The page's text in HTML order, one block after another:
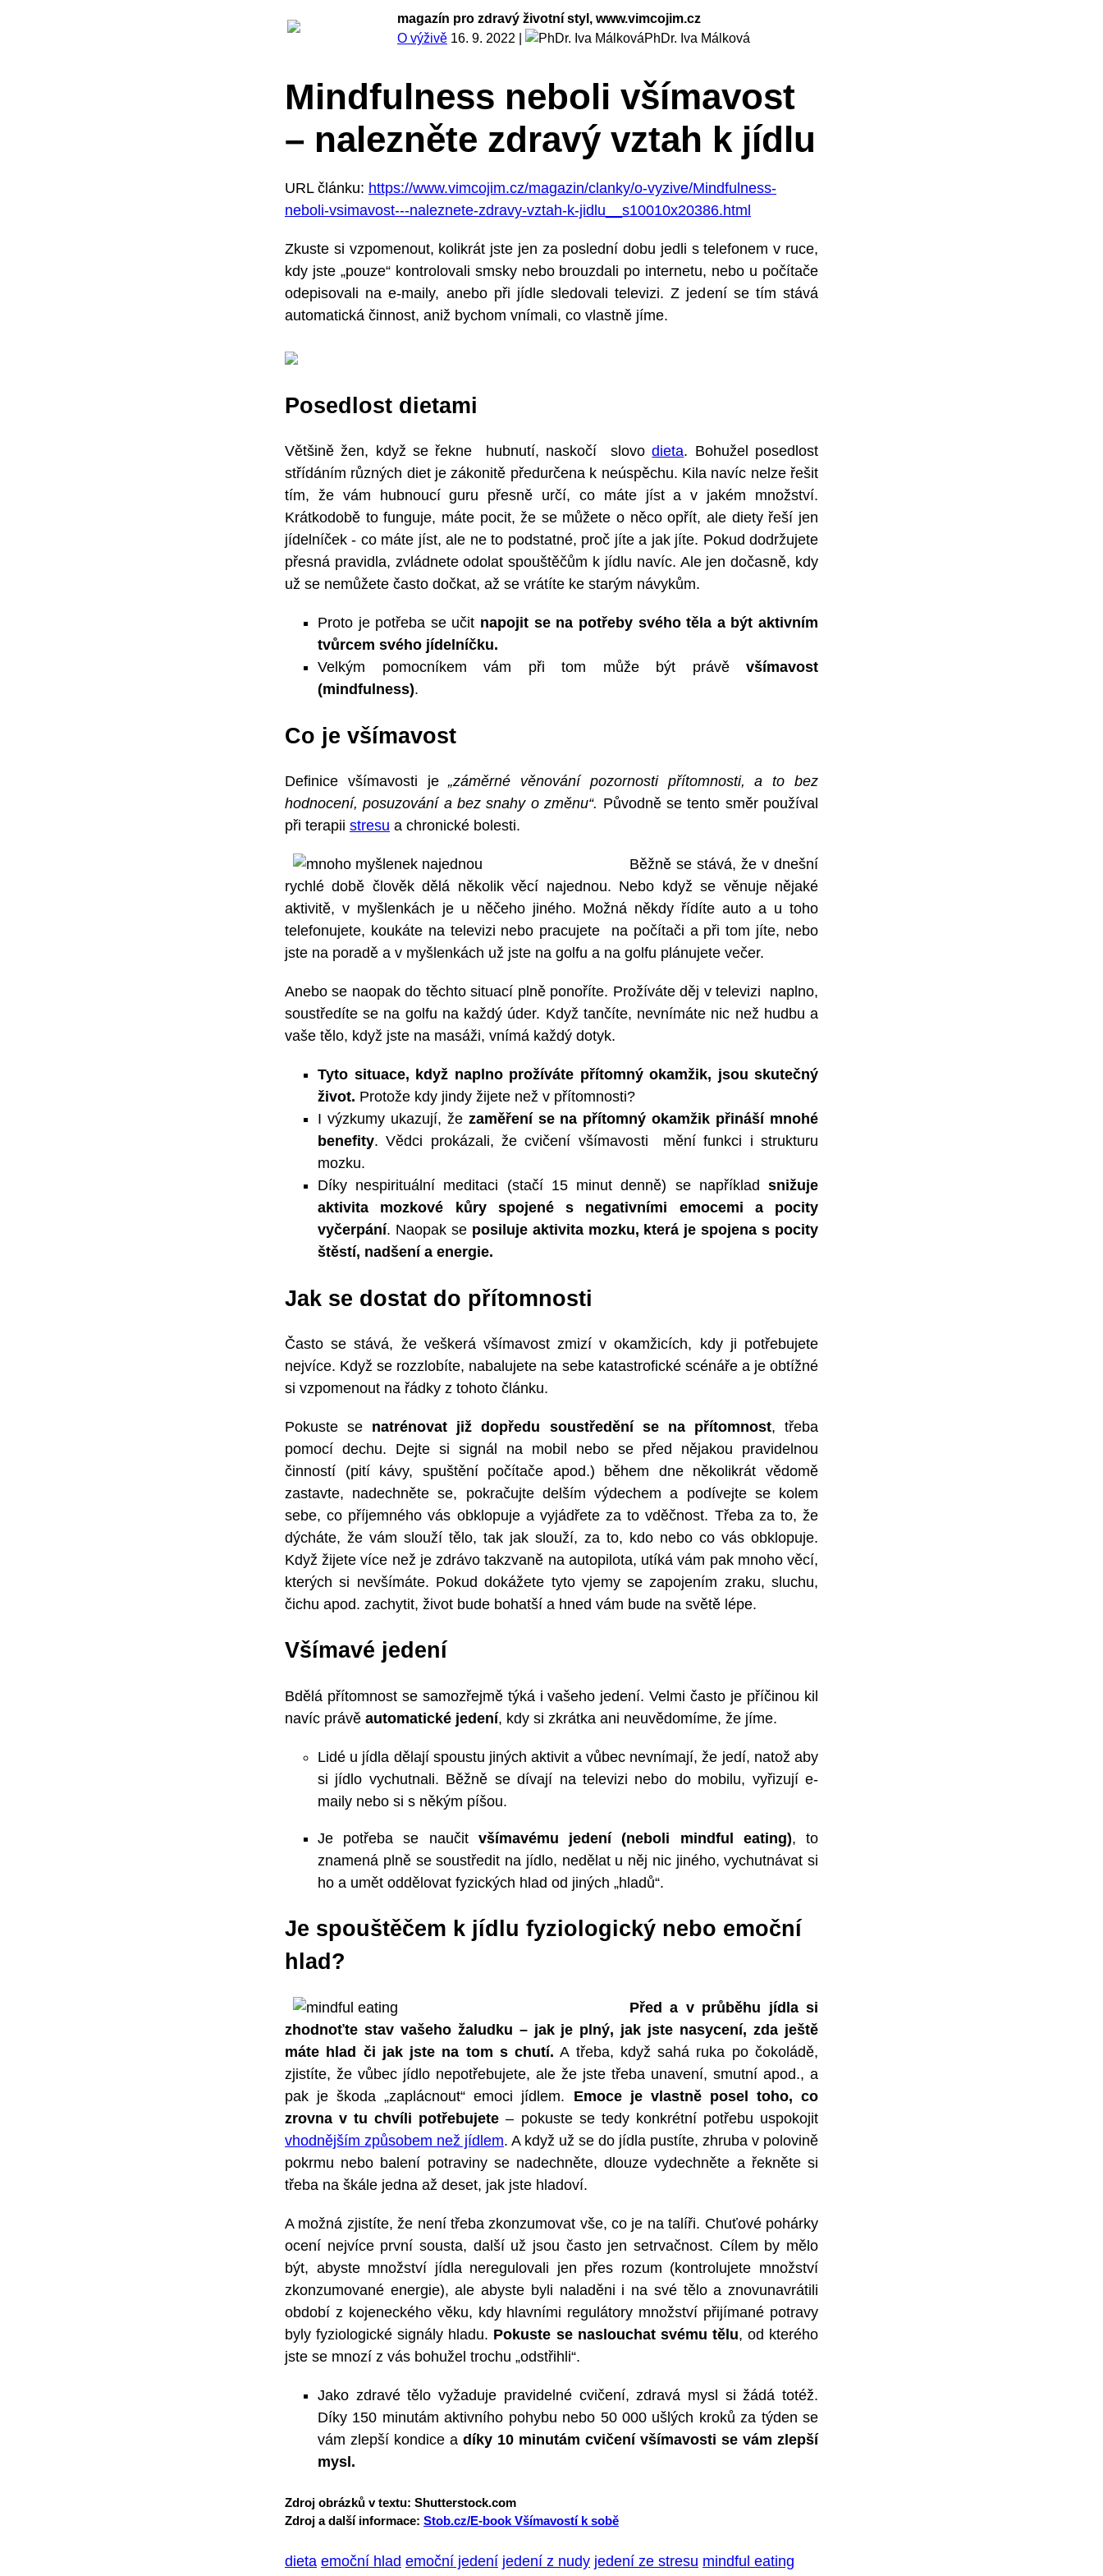
magazín pro zdravý životní styl, www.vimcojim.cz
O výživě 16. 9. 2022 PhDr. Iva Málková
Mindfulness neboli všímavost
– nalezněte zdravý vztah k jídlu
URL článku: https://www.vimcojim.cz/magazin/clanky/o-vyzive/Mindfulness-
neboli-vsimavost---naleznete-zdravy-vztah-k-jidlu__s10010x20386.html
Zkuste si vzpomenout, kolikrát jste jen za poslední dobu jedli s telefonem v ruce,
kdy jste „pouze“ kontrolovali smsky nebo brouzdali po internetu, nebo u počítače
odepisovali na e-maily, anebo při jídle sledovali televizi. Z jedení se tím stává
automatická činnost, aniž bychom vnímali, co vlastně jíme.
Posedlost dietami
Většině žen, když se řekne hubnutí, naskočí slovodieta. Bohužel posedlost
střídáním různých diet je zákonitě předurčena k neúspěchu. Kila navíc nelze řešit
tím, že vám hubnoucí guru přesně určí, co máte jíst a v jakém množství.
Krátkodobě to funguje, máte pocit, že se můžete o něco opřít, ale diety řeší jen
jídelníček - co máte jíst, ale ne to podstatné, proč jíte a jak jíte. Pokud dodržujete
přesná pravidla, zvládnete odolat spouštěčům k jídlu navíc. Ale jen dočasně, kdy
už se nemůžete často dočkat, až se vrátíte ke starým návykům.
Proto je potřeba se učit napojit se na potřeby svého těla a být aktivním
tvůrcem svého jídelníčku.
Velkým pomocníkem vám při tom může být právě všímavost
(mindfulness).
Co je všímavost
Definice všímavosti je„záměrné věnování pozornosti přítomnosti,a to bez
hodnocení, posuzování a bez snahy o změnu“. Původně se tento směr používal
při terapii stresu a chronické bolesti.
Běžně se stává, že v dnešní
rychlé době člověk dělá několik věcí najednou. Nebo když se věnuje nějaké
aktivitě, v myšlenkách je u něčeho jiného. Možná někdy řídíte auto a u toho
telefonujete, koukáte na televizi nebo pracujete na počítači a při tom jíte, nebo
jste na poradě a v myšlenkách už jste na golfu a na golfu plánujete večer.
Anebo se naopak do těchto situací plně ponoříte. Prožíváte děj v televizi naplno,
soustředíte se na golfu na každý úder. Když tančíte, nevnímáte nic než hudbu a
vaše tělo, když jste na masáži, vnímá každý dotyk.
Tyto situace, když naplno prožíváte přítomný okamžik, jsou skutečný
život. Protože kdy jindy žijete než v přítomnosti?
I výzkumy ukazují, že zaměření se na přítomný okamžik přináší mnohé
benefity. Vědci prokázali, že cvičení všímavosti mění funkci i strukturu
mozku.
Díky nespirituální meditaci (stačí 15 minut denně) se například snižuje
aktivita mozkové kůry spojené s negativními emocemi a pocity
vyčerpání. Naopak se posiluje aktivita mozku, která je spojena s pocity
štěstí, nadšení a energie.
Jak se dostat do přítomnosti
Často se stává, že veškerá všímavost zmizí v okamžicích, kdy ji potřebujete
nejvíce. Když se rozzlobíte, nabalujete na sebe katastrofické scénáře a je obtížné
si vzpomenout na řádky z tohoto článku.
Pokuste se natrénovat již dopředu soustředění se na přítomnost, třeba
pomocí dechu. Dejte si signál na mobil nebo se před nějakou pravidelnou
činností (pití kávy, spuštění počítače apod.) během dne několikrát vědomě
zastavte, nadechněte se, pokračujte delším výdechem a podívejte se kolem
sebe, co příjemného vás obklopuje a vyjádřete za to vděčnost. Třeba za to, že
dýcháte, že vám slouží tělo, tak jak slouží, za to, kdo nebo co vás obklopuje.
Když žijete více než je zdrávo takzvaně na autopilota, utíká vám pak mnoho věcí,
kterých si nevšímáte. Pokud dokážete tyto vjemy se zapojením zraku, sluchu,
čichu apod. zachytit, život bude bohatší a hned vám bude na světě lépe.
Všímavé jedení
Bdělá přítomnost se samozřejmě týká i vašeho jedení. Velmi často je příčinou kil
navíc právě automatické jedení, kdy si zkrátka ani neuvědomíme, že jíme.
Lidé u jídla dělají spoustu jiných aktivit a vůbec nevnímají, že jedí, natož aby
si jídlo vychutnali. Běžně se dívají na televizi nebo do mobilu, vyřizují e-
maily nebo si s někým píšou.
Je potřeba se naučit všímavému jedení (neboli mindful eating), to
znamená plně se soustředit na jídlo, nedělat u něj nic jiného, vychutnávat si
ho a umět oddělovat fyzických hlad od jiných „hladů“.
Je spouštěčem k jídlu fyziologický nebo emoční
hlad?
Před a v průběhu jídla si
zhodnoťte stav vašeho žaludku – jak je plný, jak jste nasycení, zda ještě
máte hlad či jak jste na tom s chutí. A třeba, když sahá ruka po čokoládě,
zjistíte, že vůbec jídlo nepotřebujete, ale že jste třeba unavení, smutní apod., a
pak je škoda „zaplácnout“ emoci jídlem. Emoce je vlastně posel toho, co
zrovna v tu chvíli potřebujete – pokuste se tedy konkrétní potřebu uspokojit
vhodnějším způsobem než jídlem. A když už se do jídla pustíte, zhruba v polovině
pokrmu nebo balení potraviny se nadechněte, dlouze vydechněte a řekněte si
třeba na škále jedna až deset, jak jste hladoví.
A možná zjistíte, že není třeba zkonzumovat vše, co je na talíři. Chuťové pohárky
ocení nejvíce první sousta, další už jsou často jen setrvačnost. Cílem by mělo
být, abyste množství jídla neregulovali jen přes rozum (kontrolujete množství
zkonzumované energie), ale abyste byli naladěni i na své tělo a znovunavrátili
období z kojeneckého věku, kdy hlavními regulátory množství přijímané potravy
byly fyziologické signály hladu. Pokuste se naslouchat svému tělu, od kterého
jste se mnozí z vás bohužel trochu „odstřihli“.
Jako zdravé tělo vyžaduje pravidelné cvičení, zdravá mysl si žádá totéž.
Díky 150 minutám aktivního pohybu nebo 50 000 ušlých kroků za týden se
vám zlepší kondice a díky 10 minutám cvičení všímavosti se vám zlepší
mysl.
Zdroj obrázků v textu: Shutterstock.com
Zdroj a další informace: Stob.cz/E-book Všímavostí k sobě
dieta emoční hlad emoční jedení jedení z nudy jedení ze stresu mindful eating